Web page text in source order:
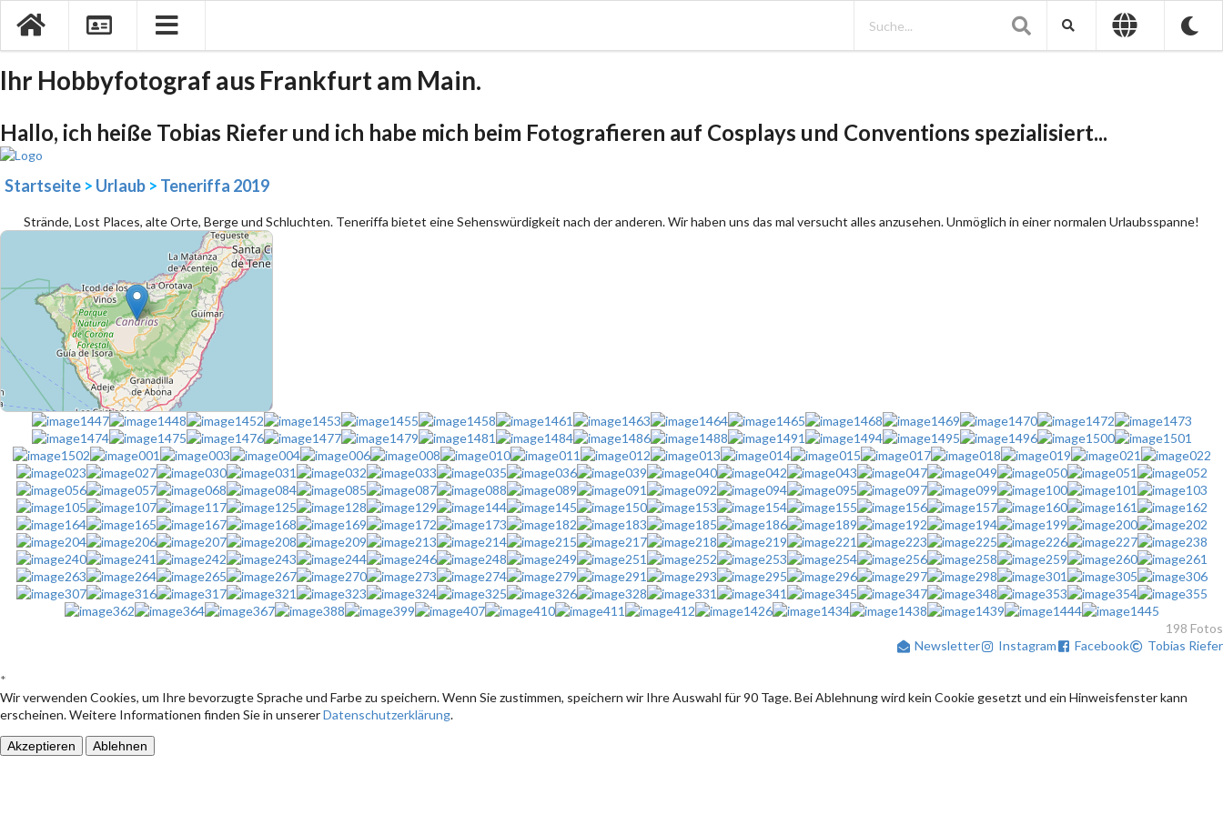
Ihr Hobbyfotograf aus Frankfurt am Main.
Hallo, ich heiße Tobias Riefer und ich habe mich beim Fotografieren auf Cosplays und Conventions spezialisiert...
Startseite > Urlaub > Teneriffa 2019
Strände, Lost Places, alte Orte, Berge und Schluchten. Teneriffa bietet eine Sehenswürdigkeit nach der anderen. Wir haben uns das mal versucht alles anzusehen. Unmöglich in einer normalen Urlaubsspanne!
198 Fotos
Newsletter
Instagram Facebook Tobias Riefer
*
Wir verwenden Cookies, um Ihre bevorzugte Sprache und Farbe zu speichern. Wenn Sie zustimmen, speichern wir Ihre Auswahl für 90 Tage. Bei Ablehnung wird kein Cookie gesetzt und ein Hinweisfenster kann
erscheinen. Weitere Informationen finden Sie in unsererDatenschutzerklärung.
Akzeptieren Ablehnen